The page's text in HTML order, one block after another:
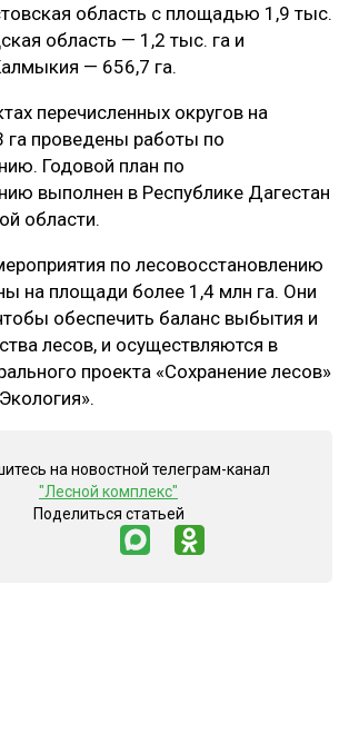
ПЛИТ
область с площадью 1,9 тыс.
область — 1,2 тыс. га и
— 656,7 га.
перечисленных округов на
га проведены работы по
Годовой план по
выполнен в Республике Дагестан
области.
по лесовосстановлению
на площади более 1,4 млн га. Они
обеспечить баланс выбытия и
лесов, и осуществляются в
проекта «Сохранение лесов»
на новостной телеграм-канал
"Лесной комплекс"
Поделиться статьей